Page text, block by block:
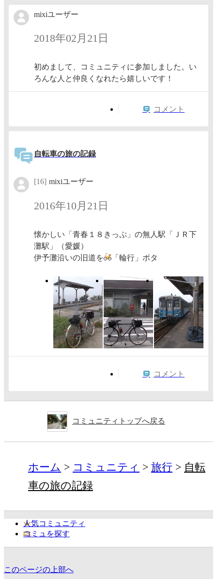
mixiユーザー
2018年02月21日
初めまして、コミュニティに参加しました。い
ろんな人と仲良くなれたら嬉しいです！
コメント
自転車の旅の記録
[16] mixiユーザー
2016年10月21日
懐かしい「青春１８きっぷ」の無人駅「ＪＲ下
灘駅」（愛媛）
伊予灘沿いの旧道を
「輪行」ポタ
コメント
コミュニティトップへ戻る
ホーム コミュニティ 旅行
自転
車の旅の記録
人気コミュニティ
コミュを探す
このページの上部へ